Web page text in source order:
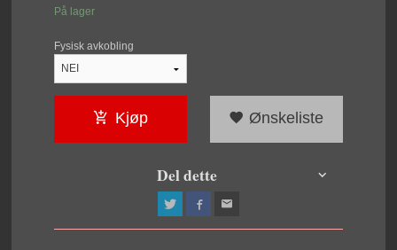
På lager
Fysisk avkobling
Kjøp Ønskeliste
Del dette